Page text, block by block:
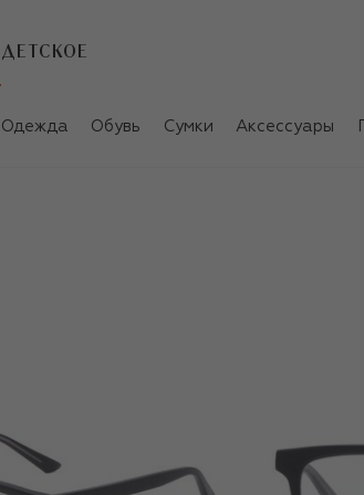
ДЕТСКОЕ
Одежда Обувь Сумки Аксессуары